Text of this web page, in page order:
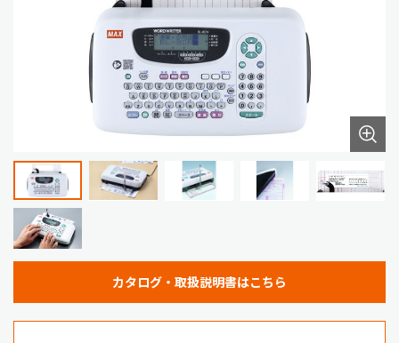
カタログ・取扱説明書はこちら